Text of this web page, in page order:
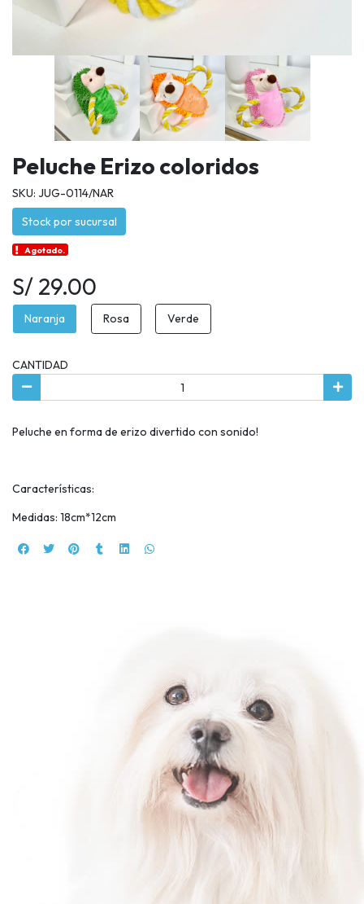
Peluche Erizo coloridos
SKU: JUG-0114/NAR
Stock por sucursal
Agotado.
S/ 29.00
Naranja Rosa Verde
CANTIDAD
Peluche en forma de erizo divertido con sonido!
Características:
Medidas: 18cm*12cm